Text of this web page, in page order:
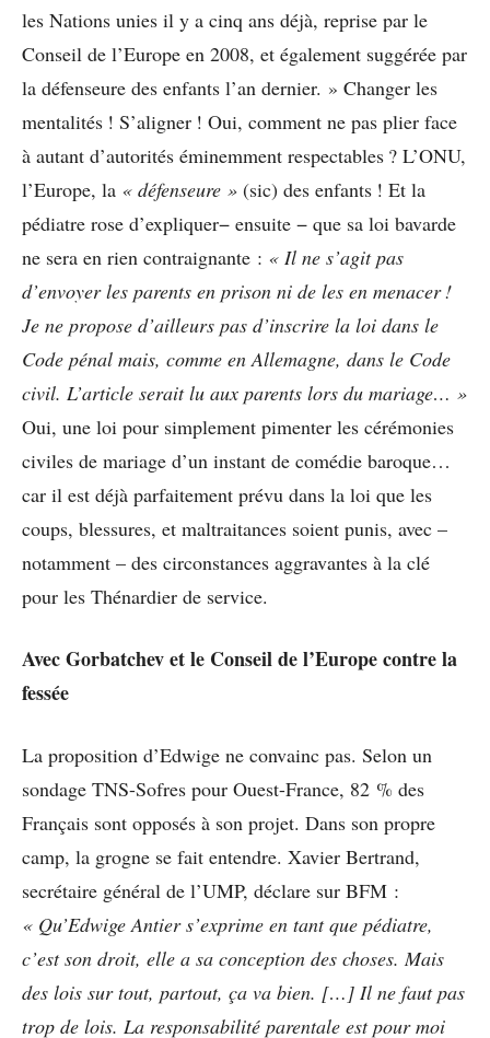
les Nations unies il y a cinq ans déjà, reprise par le
Conseil de l’Europe en 2008, et également suggérée par
la défenseure des enfants l’an dernier. » Changer les
mentalités ! S’aligner ! Oui, comment ne pas plier face
à autant d’autorités éminemment respectables ? L’ONU,
l’Europe, la « défenseure » (sic) des enfants ! Et la
pédiatre rose d’expliquer− ensuite − que sa loi bavarde
ne sera en rien contraignante : « Il ne s’agit pas
d’envoyer les parents en prison ni de les en menacer !
Je ne propose d’ailleurs pas d’inscrire la loi dans le
Code pénal mais, comme en Allemagne, dans le Code
civil. L’article serait lu aux parents lors du mariage… »
Oui, une loi pour simplement pimenter les cérémonies
civiles de mariage d’un instant de comédie baroque…
car il est déjà parfaitement prévu dans la loi que les
coups, blessures, et maltraitances soient punis, avec –
notamment – des circonstances aggravantes à la clé
pour les Thénardier de service.
Avec Gorbatchev et le Conseil de l’Europe contre la
fessée
La proposition d’Edwige ne convainc pas. Selon un
sondage TNS-Sofres pour Ouest-France, 82 % des
Français sont opposés à son projet. Dans son propre
camp, la grogne se fait entendre. Xavier Bertrand,
secrétaire général de l’UMP, déclare sur BFM :
« Qu’Edwige Antier s’exprime en tant que pédiatre,
c’est son droit, elle a sa conception des choses. Mais
des lois sur tout, partout, ça va bien. […] Il ne faut pas
trop de lois. La responsabilité parentale est pour moi